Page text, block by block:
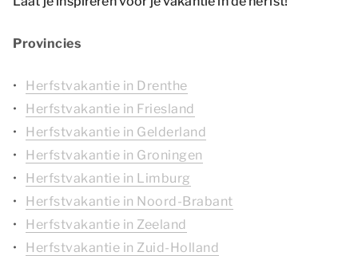
Provincies
Herfstvakantie in Drenthe
Herfstvakantie in Friesland
Herfstvakantie in Gelderland
Herfstvakantie in Groningen
Herfstvakantie in Limburg
Herfstvakantie in Noord-Brabant
Herfstvakantie in Zeeland
Herfstvakantie in Zuid-Holland